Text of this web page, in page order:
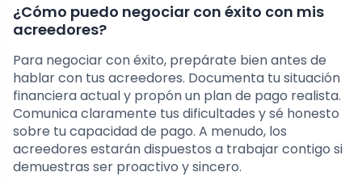
¿Cómo puedo negociar con éxito con mis
acreedores?
Para negociar con éxito, prepárate bien antes de
hablar con tus acreedores. Documenta tu situación
financiera actual y propón un plan de pago realista.
Comunica claramente tus dificultades y sé honesto
sobre tu capacidad de pago. A menudo, los
acreedores estarán dispuestos a trabajar contigo si
demuestras ser proactivo y sincero.